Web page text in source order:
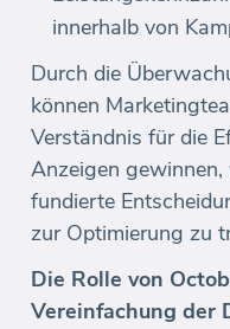
innerhalb von
Durch die
können
Verständnis für die
Anzeigen
fundierte
zur Optimierung zu
Die Rolle von
Vereinfachung der